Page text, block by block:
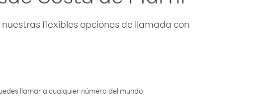
flexibles opciones de llamada con
llamar a cualquier número del mundo